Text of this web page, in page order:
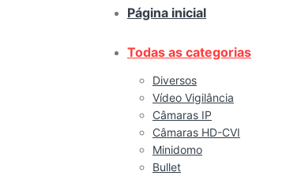
Página inicial
Todas as categorias
Diversos
Vídeo Vigilância
Câmaras IP
Câmaras HD-CVI
Minidomo
Bullet